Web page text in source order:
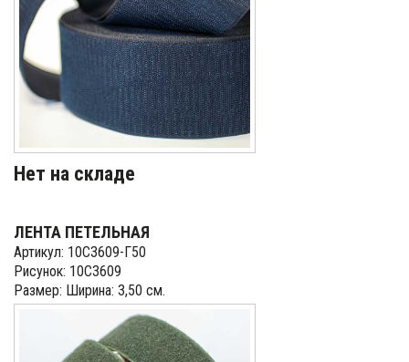
Нет на складе
ЛЕНТА ПЕТЕЛЬНАЯ
Артикул: 10С3609-Г50
Рисунок: 10С3609
Размер: Ширина: 3,50 см.